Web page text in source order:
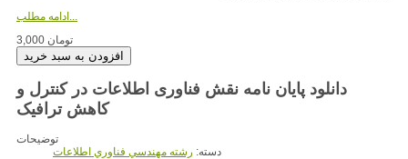
ادامه مطلب...
3,000 تومان
دانلود پایان نامه نقش فناوری اطلاعات در کنترل و
توضیحات
دسته: رشته مهندسي فناوري اطلاعات